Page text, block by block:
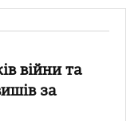
війни та
за